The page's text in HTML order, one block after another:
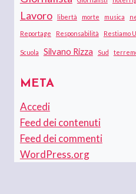
Lavoro libertà morte musica
Reportage Responsabilità Restiamo
Scuola Silvano Rizza Sud
META
Accedi
Feed dei contenuti
Feed dei commenti
WordPress.org